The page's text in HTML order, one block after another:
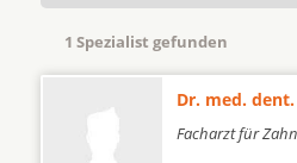
1 Spezialist gefunden
Dr. med.
Facharzt für